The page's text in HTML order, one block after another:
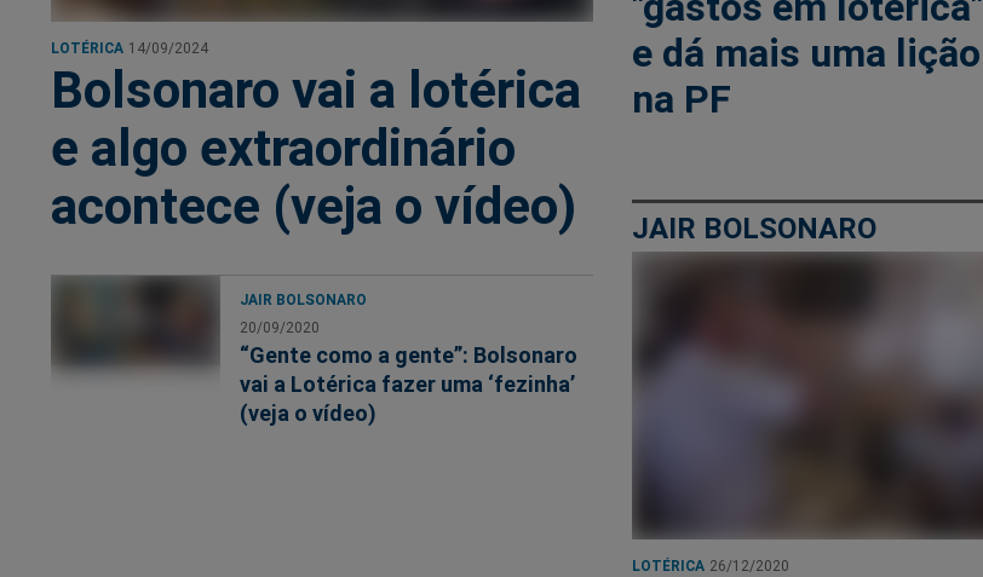
LOTÉRICA 14/09/2024
Bolsonaro vai a lotérica
e algo extraordinário
acontece (veja o vídeo)
JAIR BOLSONARO
20/09/2020
“Gente como a gente”: Bolsonaro
vai a Lotérica fazer uma ‘fezinha’
(veja o vídeo)
e dá mais uma lição
na PF
JAIR BOLSONARO
LOTÉRICA 26/12/2020